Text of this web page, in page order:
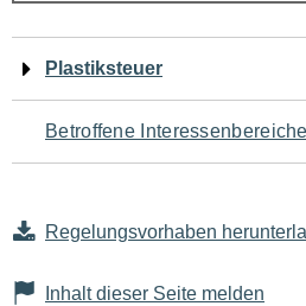
Navigation
für
den
Seiteninhalt
Plastiksteuer
Betroffene Interessenbereiche
Regelungsvorhaben
Inhalt dieser Seite melden